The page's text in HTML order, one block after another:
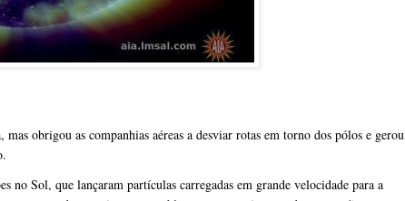
obrigou as companhias aéreas a desviar rotas em torno dos pólos e gerou
no Sol, que lançaram partículas carregadas em grande velocidade para a